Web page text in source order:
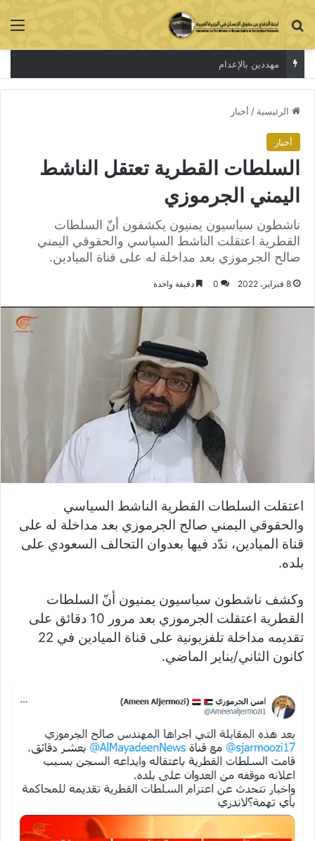
بحث عن
الاعتقال جريمة لا تخفي الحقيقة
الرئيسية / أخبار
أخبار
السلطات القطرية تعتقل الناشط
اليمني الجرموزي
ناشطون سياسيون يمنيون يكشفون أنّ السلطات
القطرية اعتقلت الناشط السياسي والحقوقي اليمني
صالح الجرموزي بعد مداخلة له على قناة الميادين.
8 فبراير، 2022 0 دقيقة واحدة
اعتقلت السلطات القطرية الناشط السياسي
والحقوقي اليمني صالح الجرموزي بعد مداخلة له على
قناة الميادين، ندّد فيها بعدوان التحالف السعودي على
بلده.
وكشف ناشطون سياسيون يمنيون أنّ السلطات
القطرية اعتقلت الجرموزي بعد مرور 10 دقائق على
تقديمه مداخلة تلفزيونية على قناة الميادين في 22
كانون الثاني/يناير الماضي.